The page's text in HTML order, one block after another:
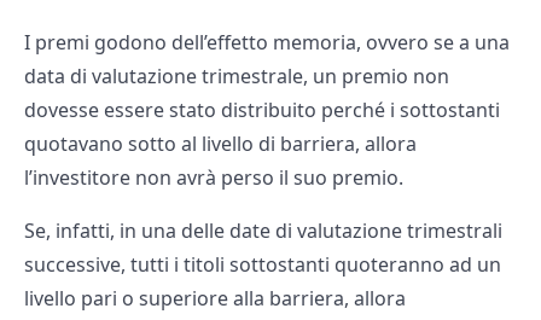
I premi godono dell’effetto memoria, ovvero se a una
data di valutazione trimestrale, un premio non
dovesse essere stato distribuito perché i sottostanti
quotavano sotto al livello di barriera, allora
l’investitore non avrà perso il suo premio.
Se, infatti, in una delle date di valutazione trimestrali
successive, tutti i titoli sottostanti quoteranno ad un
livello pari o superiore alla barriera, allora